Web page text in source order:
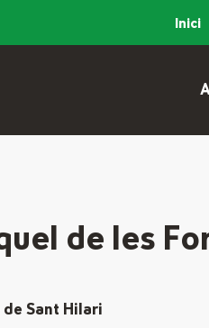
Inici
de les
Sant Hilari